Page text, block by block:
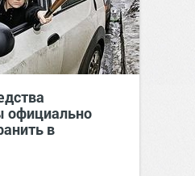
официально
в